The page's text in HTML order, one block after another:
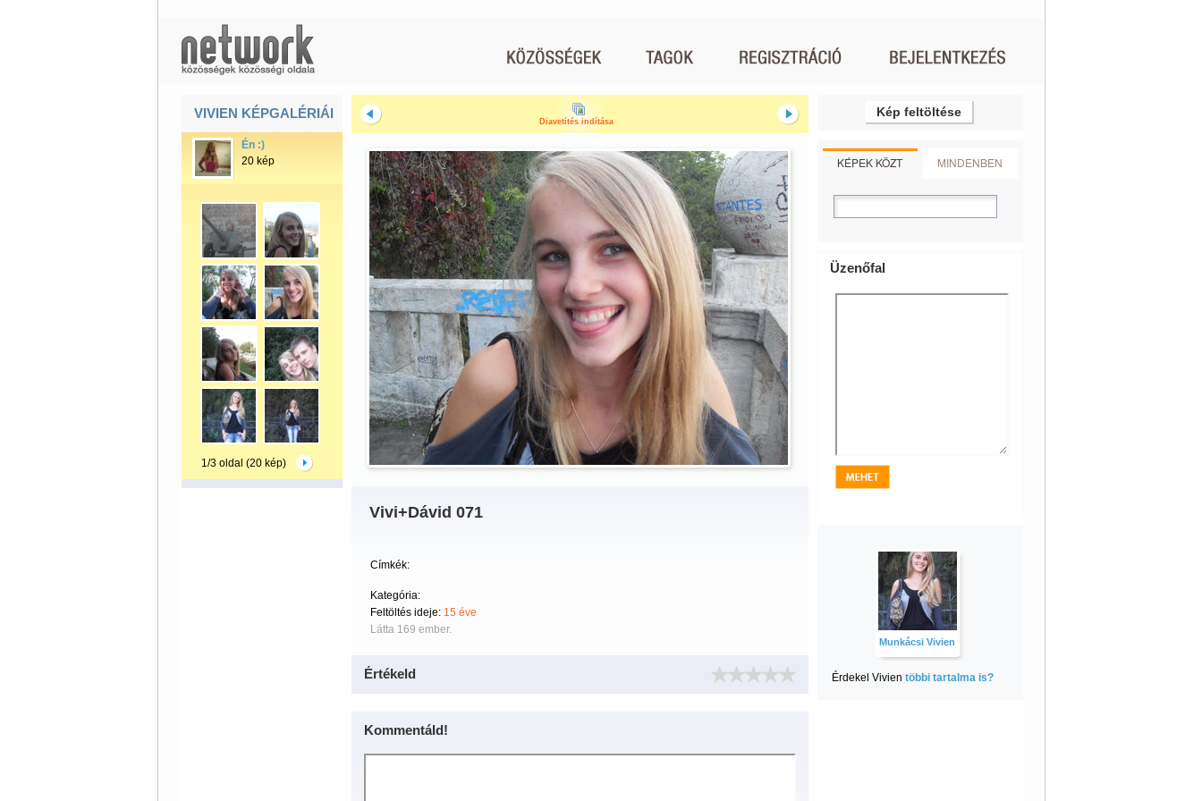
VIVIEN KÉPGALÉRIÁI
Én :)
20 kép
1/3 oldal (20 kép)
Diavetítés indítása
Vivi+Dávid 071
Címkék:
Kategória:
Feltöltés ideje: 15 éve
Látta 169 ember.
Értékeld
Kommentáld!
Kép feltöltése
KÉPEK KÖZT MINDENBEN
Üzenőfal
Munkácsi Vivien
Érdekel Vivien többi tartalma is?